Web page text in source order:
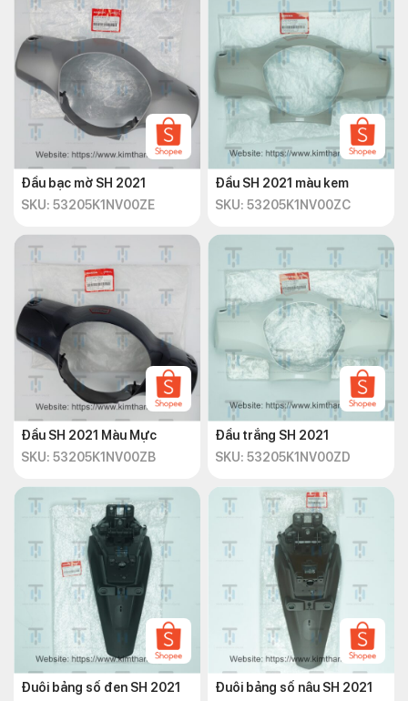
Đầu bạc mờ SH 2021
SKU: 53205K1NV00ZE
Đầu SH 2021 màu kem
SKU: 53205K1NV00ZC
Đầu SH 2021 Màu Mực
SKU: 53205K1NV00ZB
Đầu trắng SH 2021
SKU: 53205K1NV00ZD
Đuôi bảng số đen SH 2021
Đuôi bảng số nâu SH 2021